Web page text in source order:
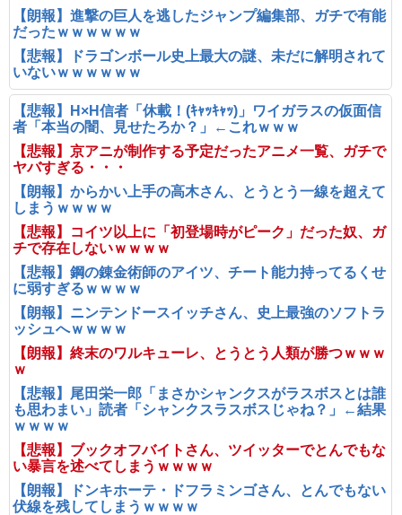
【朗報】進撃の巨人を逃したジャンプ編集部、ガチで有能
だったｗｗｗｗｗｗ
【悲報】ドラゴンボール史上最大の謎、未だに解明されて
いないｗｗｗｗｗｗ
【悲報】H×H信者「休載！(ｷｬｯｷｬｯ)」ワイガラスの仮面信
者「本当の闇、見せたろか？」←これｗｗｗ
【悲報】京アニが制作する予定だったアニメ一覧、ガチで
ヤバすぎる・・・
【朗報】からかい上手の高木さん、とうとう一線を超えて
しまうｗｗｗｗ
【悲報】コイツ以上に「初登場時がピーク」だった奴、ガ
チで存在しないｗｗｗｗ
【悲報】鋼の錬金術師のアイツ、チート能力持ってるくせ
に弱すぎるｗｗｗｗ
【朗報】ニンテンドースイッチさん、史上最強のソフトラ
ッシュへｗｗｗｗ
【朗報】終末のワルキューレ、とうとう人類が勝つｗｗｗ
ｗ
【悲報】尾田栄一郎「まさかシャンクスがラスボスとは誰
も思わまい」読者「シャンクスラスボスじゃね？」←結果
ｗｗｗｗ
【悲報】ブックオフバイトさん、ツイッターでとんでもな
い暴言を述べてしまうｗｗｗｗ
【朗報】ドンキホーテ・ドフラミンゴさん、とんでもない
伏線を残してしまうｗｗｗｗ